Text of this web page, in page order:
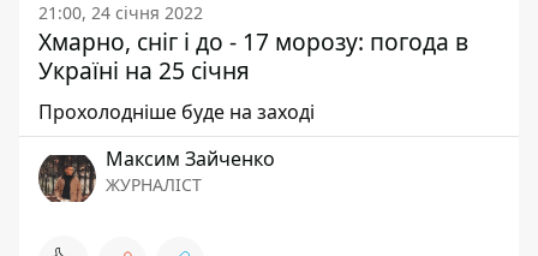
21:00, 24 січня 2022
Хмарно, сніг і до - 17 морозу: погода в
Україні на 25 січня
Прохолодніше буде на заході
Максим Зайченко
ЖУРНАЛІСТ